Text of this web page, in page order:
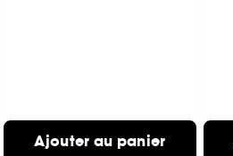
Ajouter au panier